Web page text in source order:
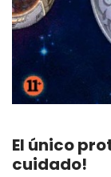
El único
cuidado!